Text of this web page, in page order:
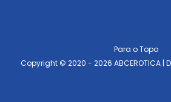
Copyright © 2020 - 2026 ABCEROTICA |
Para o Topo